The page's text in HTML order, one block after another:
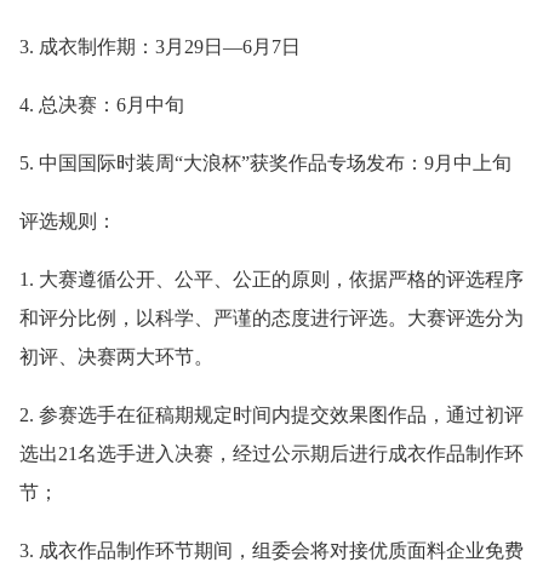
3. 成衣制作期：3月29日—6月7日
4. 总决赛：6月中旬
5. 中国国际时装周“大浪杯”获奖作品专场发布：9月中上旬
评选规则：
1. 大赛遵循公开、公平、公正的原则，依据严格的评选程序
和评分比例，以科学、严谨的态度进行评选。大赛评选分为
初评、决赛两大环节。
2. 参赛选手在征稿期规定时间内提交效果图作品，通过初评
选出21名选手进入决赛，经过公示期后进行成衣作品制作环
节；
3. 成衣作品制作环节期间，组委会将对接优质面料企业免费